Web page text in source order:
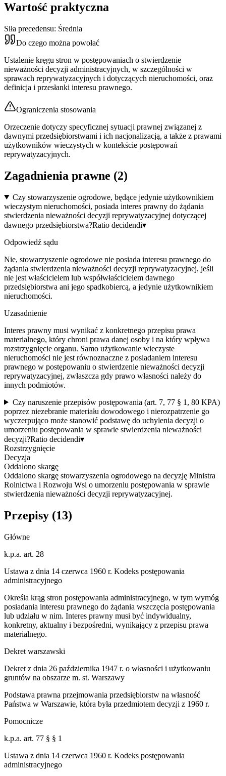
Wartość praktyczna
Siła precedensu: Średnia
Do czego można powołać
Ustalenie kręgu stron w postępowaniach o stwierdzenie
nieważności decyzji administracyjnych, w szczególności w
sprawach reprywatyzacyjnych i dotyczących nieruchomości, oraz
definicja i przesłanki interesu prawnego.
Ograniczenia stosowania
Orzeczenie dotyczy specyficznej sytuacji prawnej związanej z
dawnymi przedsiębiorstwami i ich nacjonalizacją, a także z prawami
użytkowników wieczystych w kontekście postępowań
reprywatyzacyjnych.
Zagadnienia prawne (2)
Czy stowarzyszenie ogrodowe, będące jedynie użytkownikiem
wieczystym nieruchomości, posiada interes prawny do żądania
stwierdzenia nieważności decyzji reprywatyzacyjnej dotyczącej
dawnego przedsiębiorstwa?Ratio decidendi▾
Odpowiedź sądu
Nie, stowarzyszenie ogrodowe nie posiada interesu prawnego do
żądania stwierdzenia nieważności decyzji reprywatyzacyjnej, jeśli
nie jest właścicielem lub współwłaścicielem dawnego
przedsiębiorstwa ani jego spadkobiercą, a jedynie użytkownikiem
nieruchomości.
Uzasadnienie
Interes prawny musi wynikać z konkretnego przepisu prawa
materialnego, który chroni prawa danej osoby i na który wpływa
rozstrzygnięcie organu. Samo użytkowanie wieczyste
nieruchomości nie jest równoznaczne z posiadaniem interesu
prawnego w postępowaniu o stwierdzenie nieważności decyzji
reprywatyzacyjnej, zwłaszcza gdy prawo własności należy do
innych podmiotów.
Czy naruszenie przepisów postępowania (art. 7, 77 § 1, 80 KPA)
poprzez niezebranie materiału dowodowego i nierozpatrzenie go
wyczerpująco może stanowić podstawę do uchylenia decyzji o
umorzeniu postępowania w sprawie stwierdzenia nieważności
decyzji?Ratio decidendi▾
Rozstrzygnięcie
Decyzja
Oddalono skargę
Oddalono skargę stowarzyszenia ogrodowego na decyzję Ministra
Rolnictwa i Rozwoju Wsi o umorzeniu postępowania w sprawie
stwierdzenia nieważności decyzji reprywatyzacyjnej.
Przepisy (13)
Główne
k.p.a. art. 28
Ustawa z dnia 14 czerwca 1960 r. Kodeks postępowania
administracyjnego
Określa krąg stron postępowania administracyjnego, w tym wymóg
posiadania interesu prawnego do żądania wszczęcia postępowania
lub udziału w nim. Interes prawny musi być indywidualny,
konkretny, aktualny i bezpośredni, wynikający z przepisu prawa
materialnego.
Dekret warszawski
Dekret z dnia 26 października 1947 r. o własności i użytkowaniu
gruntów na obszarze m. st. Warszawy
Podstawa prawna przejmowania przedsiębiorstw na własność
Państwa w Warszawie, która była przedmiotem decyzji z 1960 r.
Pomocnicze
k.p.a. art. 77 § § 1
Ustawa z dnia 14 czerwca 1960 r. Kodeks postępowania
administracyjnego